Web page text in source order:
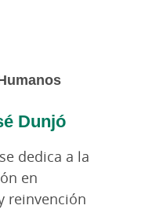
Dunjó
dedica a la
en
reinvención